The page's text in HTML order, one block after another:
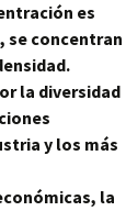
es
se concentran
la diversidad
y los más
la